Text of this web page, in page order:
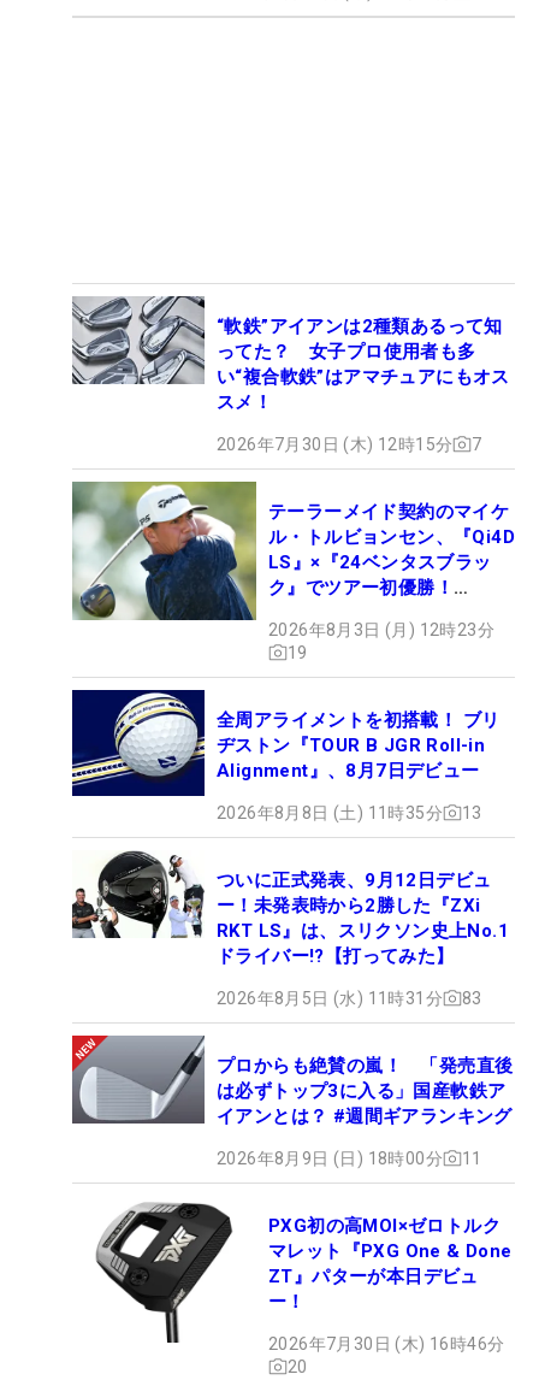
“軟鉄”アイアンは2種類あるって知
ってた？ 女子プロ使用者も多
い“複合軟鉄”はアマチュアにもオス
スメ！
2026年7月30日 (木) 12時15分 7
テーラーメイド契約のマイケ
ル・トルビョンセン、『Qi4D
LS』×『24ベンタスブラッ
ク』でツアー初優勝！
2026年8月3日 (月) 12時23分
19
全周アライメントを初搭載！ ブリ
ヂストン『TOUR B JGR Roll-in
Alignment』、8月7日デビュー
2026年8月8日 (土) 11時35分 13
ついに正式発表、9月12日デビュ
ー！未発表時から2勝した『ZXi
RKT LS』は、スリクソン史上No.1
ドライバー!?【打ってみた】
2026年8月5日 (水) 11時31分 83
プロからも絶賛の嵐！ 「発売直後
は必ずトップ3に入る」国産軟鉄ア
イアンとは？ #週間ギアランキング
2026年8月9日 (日) 18時00分 11
PXG初の高MOI×ゼロトルク
マレット『PXG One & Done
ZT』パターが本日デビュ
ー！
2026年7月30日 (木) 16時46分
20